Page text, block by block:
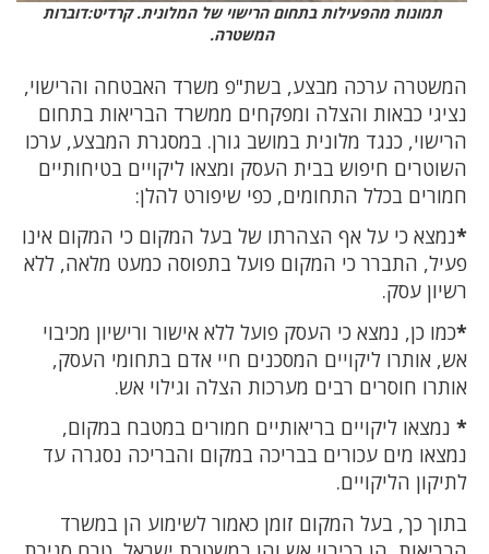
תמונות מהפעילות בתחום הרישוי של המלונית. קרדיט:דוברות
המשטרה.
המשטרה ערכה מבצע, בשת"פ משרד האבטחה והרישוי,
נציגי כבאות והצלה ומפקחים ממשרד הבריאות בתחום
הרישוי, כנגד מלונית במושב גורן. במסגרת המבצע, ערכו
השוטרים חיפוש בבית העסק ומצאו ליקויים בטיחותיים
חמורים בכלל התחומים, כפי שיפורט להלן:
*נמצא כי על אף הצהרתו של בעל המקום כי המקום אינו
פעיל, התברר כי המקום פועל בתפוסה כמעט מלאה, ללא
רשיון עסק.
*כמו כן, נמצא כי העסק פועל ללא אישור ורישיון מכיבוי
אש, אותרו ליקויים המסכנים חיי אדם בתחומי העסק,
אותרו חוסרים רבים מערכות הצלה וגילוי אש.
* נמצאו ליקויים בריאותיים חמורים במטבח במקום,
נמצאו מים עכורים בבריכה במקום והבריכה נסגרה עד
לתיקון הליקויים.
בתוך כך, בעל המקום זומן כאמור לשימוע הן במשרד